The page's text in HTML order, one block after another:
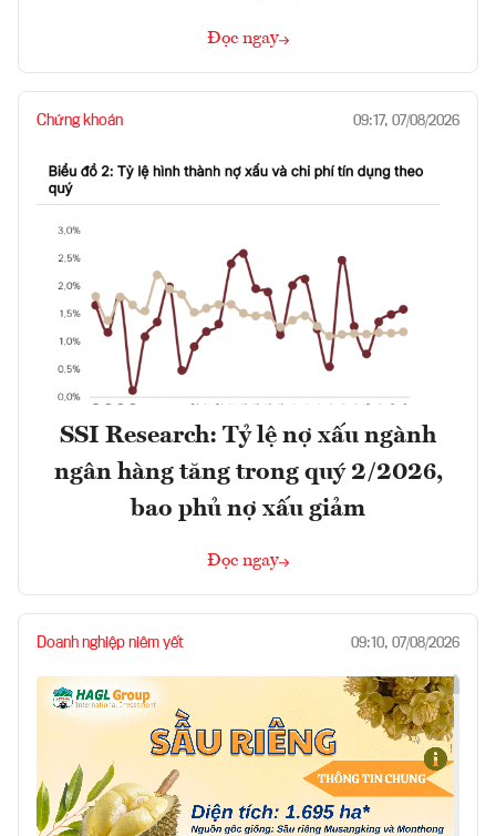
Đọc ngay
Chứng khoán 09:17, 07/08/2026
SSI Research: Tỷ lệ nợ xấu ngành
ngân hàng tăng trong quý 2/2026,
bao phủ nợ xấu giảm
Đọc ngay
Doanh nghiệp niêm yết 09:10, 07/08/2026